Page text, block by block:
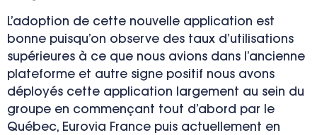
L’adoption de cette nouvelle application est
bonne puisqu’on observe des taux d’utilisations
supérieures à ce que nous avions dans l’ancienne
plateforme et autre signe positif nous avons
déployés cette application largement au sein du
groupe en commençant tout d’abord par le
Québec, Eurovia France puis actuellement en